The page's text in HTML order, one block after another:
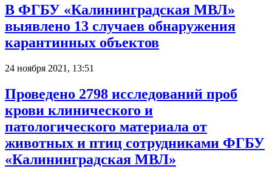
В ФГБУ «Калининградская МВЛ»
выявлено 13 случаев обнаружения
карантинных объектов
24 ноября 2021, 13:51
Проведено 2798 исследований проб
крови клинического и
патологического материала от
животных и птиц сотрудниками ФГБУ
«Калининградская МВЛ»